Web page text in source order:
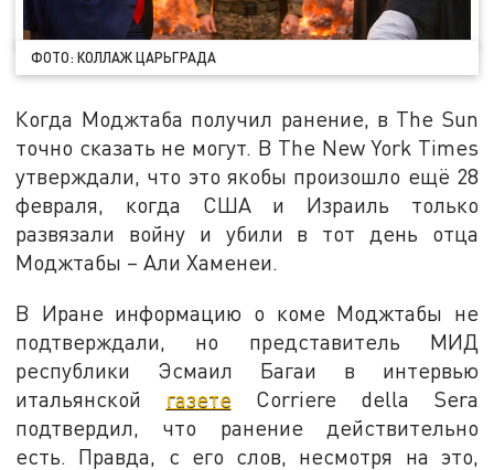
ФОТО: КОЛЛАЖ ЦАРЬГРАДА
Когда Моджтаба получил ранение, в The Sun
точно сказать не могут. В The New York Times
утверждали, что это якобы произошло ещё 28
февраля, когда США и Израиль только
развязали войну и убили в тот день отца
Моджтабы – Али Хаменеи.
В Иране информацию о коме Моджтабы не
подтверждали, но представитель МИД
республики Эсмаил Багаи в интервью
итальянской газетеCorriere della Sera
подтвердил, что ранение действительно
есть. Правда, с его слов, несмотря на это,